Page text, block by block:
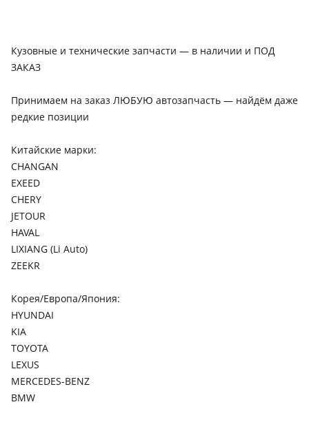
Кузовные и технические запчасти — в наличии и ПОД
ЗАКАЗ
Принимаем на заказ ЛЮБУЮ автозапчасть — найдём даже
редкие позиции
Китайские марки:
CHANGAN
EXEED
CHERY
JETOUR
HAVAL
LIXIANG (Li Auto)
ZEEKR
Корея/Европа/Япония:
HYUNDAI
KIA
TOYOTA
LEXUS
MERCEDES-BENZ
BMW